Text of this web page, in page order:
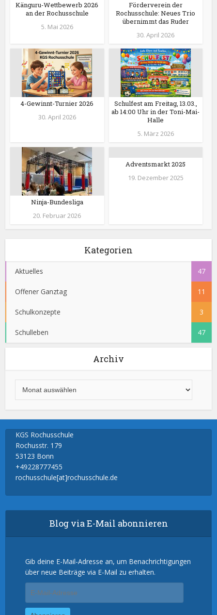
Känguru-Wettbewerb 2026
an der Rochusschule
5. Mai 2026
Förderverein der
Rochusschule: Neues Trio
übernimmt das Ruder
30. April 2026
4-Gewinnt-Turnier 2026
30. April 2026
Schulfest am Freitag, 13.03.,
ab 14:00 Uhr in der Toni-Mai-
Halle
5. März 2026
Ninja-Bundesliga
20. Februar 2026
Adventsmarkt 2025
19. Dezember 2025
Kategorien
Aktuelles 47
Offener Ganztag 11
Schulkonzepte 3
Schulleben 47
Archiv
KGS Rochusschule
Rochusstr. 179
53123 Bonn
+49228777455
rochusschule[at]rochusschule.de
Blog via E-Mail abonnieren
Gib deine E-Mail-Adresse an, um Benachrichtigungen
über neue Beiträge via E-Mail zu erhalten.
Mail-
Adresse